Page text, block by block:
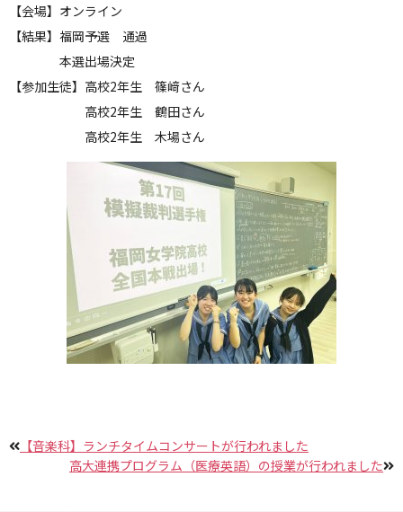
【会場】オンライン
【結果】福岡予選 通過
本選出場決定
【参加生徒】高校2年生 篠﨑さん
高校2年生 鶴田さん
高校2年生 木場さん
【音楽科】ランチタイムコンサートが行われました
高大連携プログラム（医療英語）の授業が行われました